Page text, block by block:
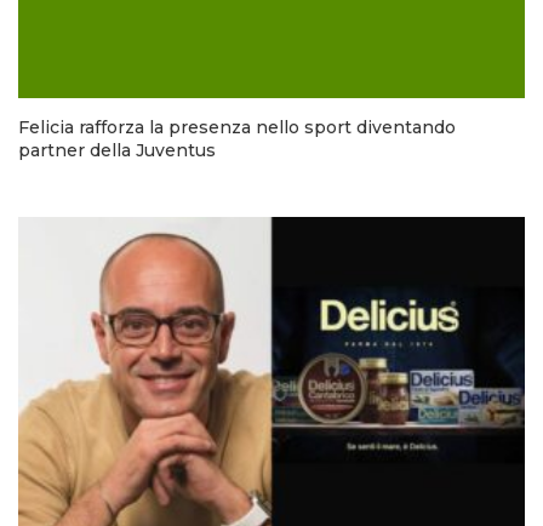
Felicia rafforza la presenza nello sport diventando
partner della Juventus